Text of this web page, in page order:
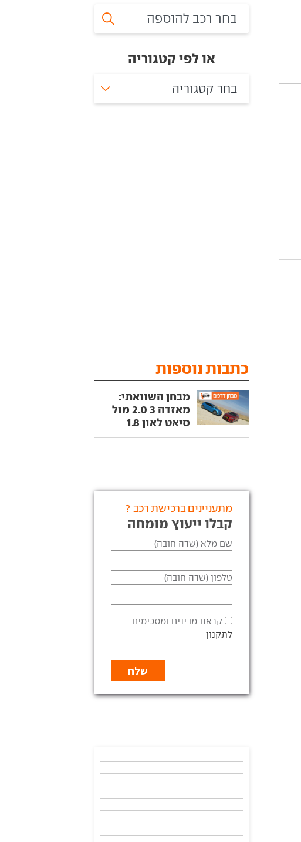
או לפי קטגוריה
בחר קטגוריה
כתבות נוספות
מבחן השוואתי:
מאזדה 3 2.0 מול
סיאט לאון 1.8
מתעניינים ברכישת רכב ?
קבלו ייעוץ מומחה
שם מלא (שדה חובה)
טלפון (שדה חובה)
קראנו מבינים ומסכימים
לתקנון